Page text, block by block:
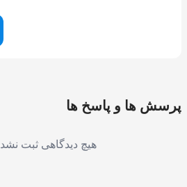
پرسش ها و پاسخ ها
هیچ دیدگاهی ثبت